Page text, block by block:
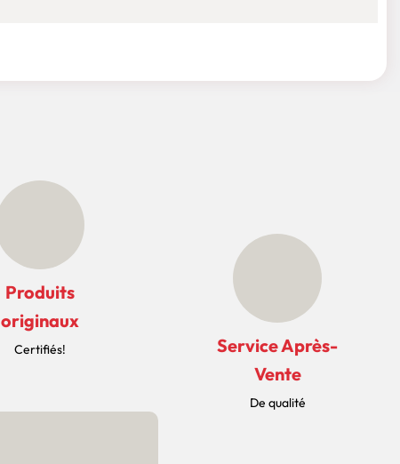
Produits
originaux
Certifiés!
Service Après-
Vente
De qualité